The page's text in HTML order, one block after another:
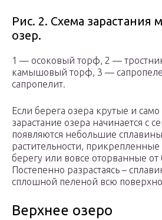
Рис. 2. Схема зарастания
озер.
1 — осоковый торф, 2 —
камышовый торф, 3 —
сапропелит.
Если берега озера крутые и само
зарастание озера начинается с
появляются небольшие
растительности,
берегу или вовсе оторванные от
Постепенно разрастаясь –
сплошной пеленой всю
Верхнее озеро